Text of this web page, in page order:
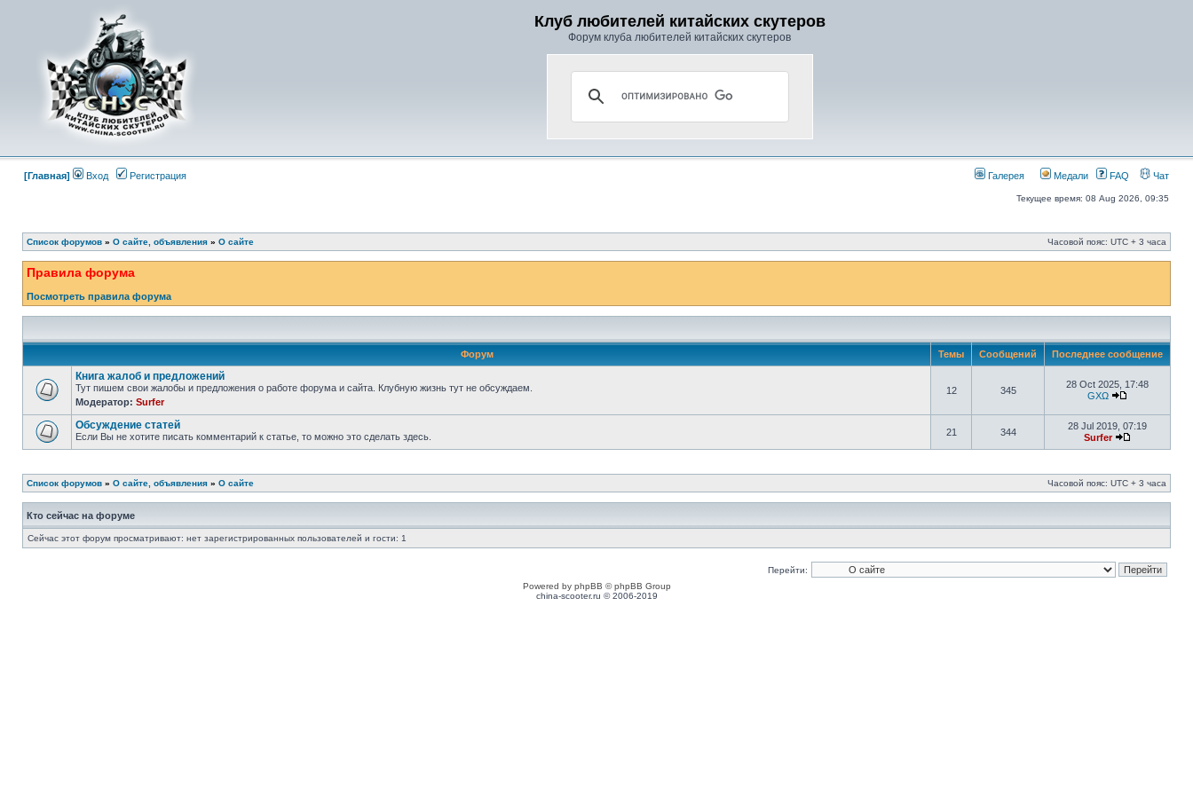
Клуб любителей китайских скутеров
Форум клуба любителей китайских скутеров
[Главная] Вход Регистрация Галерея Медали FAQ Чат
Текущее время: 08 Aug 2026, 09:35
Список форумов » О сайте, объявления » О сайте Часовой пояс: UTC + 3 часа
Правила форума
Посмотреть правила форума
Форум Темы Сообщений Последнее сообщение
Книга жалоб и предложений
Тут пишем свои жалобы и предложения о работе форума и сайта. Клубную жизнь тут не обсуждаем.
Модератор: Surfer
12 345
28 Oct 2025, 17:48
GXΩ
Обсуждение статей
Если Вы не хотите писать комментарий к статье, то можно это сделать здесь. 21 344
28 Jul 2019, 07:19
Surfer
Список форумов » О сайте, объявления » О сайте Часовой пояс: UTC + 3 часа
Кто сейчас на форуме
Сейчас этот форум просматривают: нет зарегистрированных пользователей и гости: 1
Перейти:
Powered by phpBB © phpBB Group
china-scooter.ru © 2006-2019